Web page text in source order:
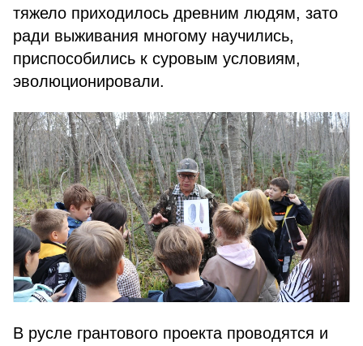
тяжело приходилось древним людям, зато
ради выживания многому научились,
приспособились к суровым условиям,
эволюционировали.
В русле грантового проекта проводятся и